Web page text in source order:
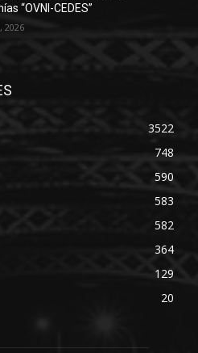
“OVNI-CEDES”
2026
3522
748
590
583
582
364
129
20